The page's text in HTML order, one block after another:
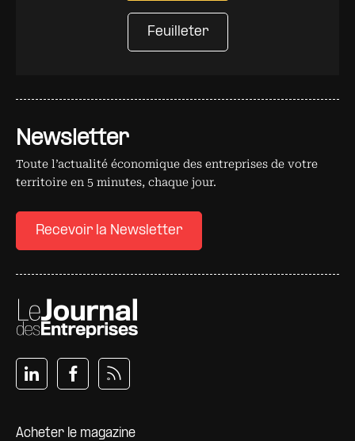
Newsletter
Toute l’actualité économique des entreprises de votre
territoire en 5 minutes, chaque jour.
Recevoir la Newsletter
Pied de page
Acheter le magazine
Feuilleter